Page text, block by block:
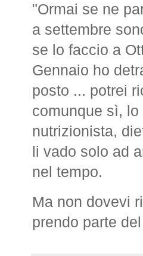
"Ormai se ne
a settembre
se lo faccio a
Gennaio ho
posto ... potrei
comunque sì,
nutrizionista,
li vado solo ad
nel tempo.
Ma non dovevi
prendo parte